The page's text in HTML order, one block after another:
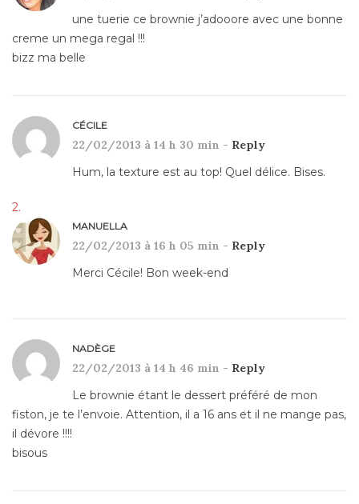
une tuerie ce brownie j’adooore avec une bonne
creme un mega regal !!!
bizz ma belle
CÉCILE
22/02/2013 à 14 h 30 min - Reply
Hum, la texture est au top! Quel délice. Bises.
MANUELLA
22/02/2013 à 16 h 05 min - Reply
Merci Cécile! Bon week-end
NADÈGE
22/02/2013 à 14 h 46 min - Reply
Le brownie étant le dessert préféré de mon
fiston, je te l’envoie. Attention, il a 16 ans et il ne mange pas,
il dévore !!!!
bisous